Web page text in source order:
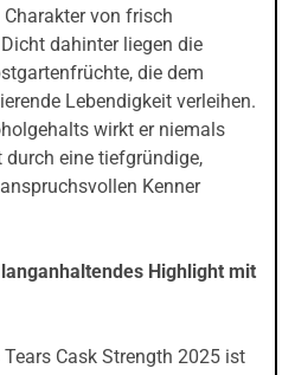
von frisch
dahinter liegen die
die dem
Lebendigkeit verleihen.
wirkt er niemals
eine tiefgründige,
Kenner
Highlight mit
Cask Strength 2025 ist